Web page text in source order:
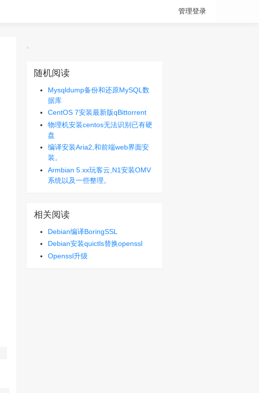
管理登录
随机阅读
Mysqldump备份和还原MySQL数
据库
CentOS 7安装最新版qBittorrent
物理机安装centos无法识别已有硬
盘
编译安装Aria2,和前端web界面安
装。
Armbian 5.xx玩客云,N1安装OMV
系统以及一些整理。
相关阅读
Debian编译BoringSSL
Debian安装quictls替换openssl
Openssl升级